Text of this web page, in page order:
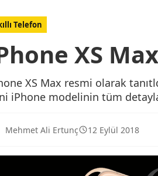
Telefon
XS
XS Max resmi olarak
iPhone modelinin tüm
Mehmet Ali Ertunç 12 Eylül 2018